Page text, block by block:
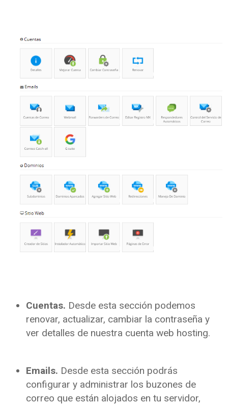
Cuentas. Desde esta sección podemos
renovar, actualizar, cambiar la contraseña y
ver detalles de nuestra cuenta web hosting.
Emails. Desde esta sección podrás
configurar y administrar los buzones de
correo que están alojados en tu servidor,